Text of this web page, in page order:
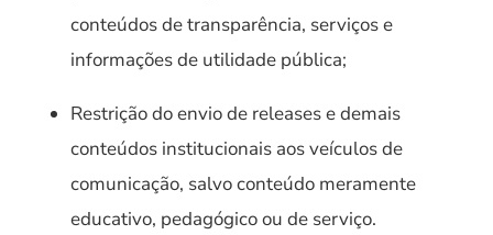
conteúdos de transparência, serviços e
informações de utilidade pública;
Restrição do envio de releases e demais
conteúdos institucionais aos veículos de
comunicação, salvo conteúdo meramente
educativo, pedagógico ou de serviço.